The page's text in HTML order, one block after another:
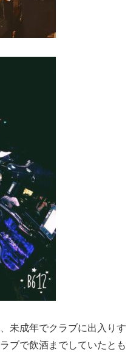
未成年でクラブに出入りす
ブで飲酒までしていたとも